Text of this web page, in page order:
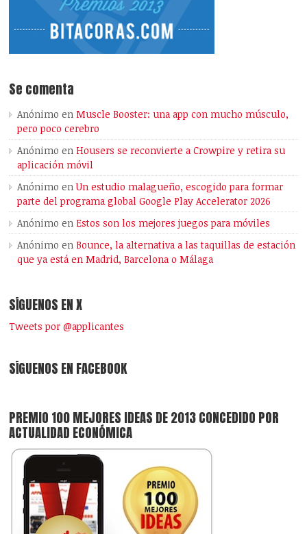
Se comenta
Anónimo enMuscle Booster: una app con mucho músculo,
pero poco cerebro
Anónimo enHousers se reconvierte a Crowpire y retira su
aplicación móvil
Anónimo enUn estudio malagueño, escogido para formar
parte del programa global Google Play Accelerator 2026
Anónimo enEstos son los mejores juegos para móviles
Anónimo enBounce, la alternativa a las taquillas de estación
que ya está en Madrid, Barcelona o Málaga
SÍGUENOS EN X
Tweets por @applicantes
SÍGUENOS EN FACEBOOK
PREMIO 100 MEJORES IDEAS DE 2013 CONCEDIDO POR
ACTUALIDAD ECONÓMICA